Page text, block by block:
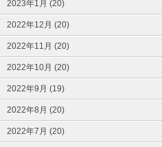
2023年1月 (20)
2022年12月 (20)
2022年11月 (20)
2022年10月 (20)
2022年9月 (19)
2022年8月 (20)
2022年7月 (20)